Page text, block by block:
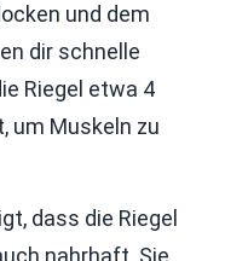
und dem
dir schnelle
Riegel etwa 4
um Muskeln zu
dass die Riegel
nahrhaft. Sie